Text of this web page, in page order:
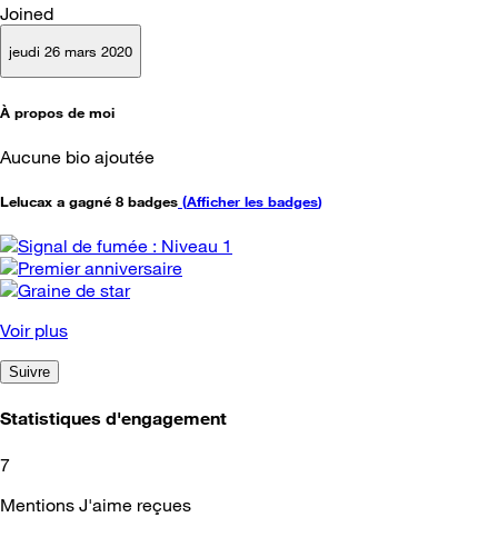
Joined
jeudi 26 mars 2020
À propos de moi
Aucune bio ajoutée
Lelucax a gagné 8 badges (Afficher les badges)
Voir plus
Suivre
Statistiques d'engagement
7
Mentions J'aime reçues